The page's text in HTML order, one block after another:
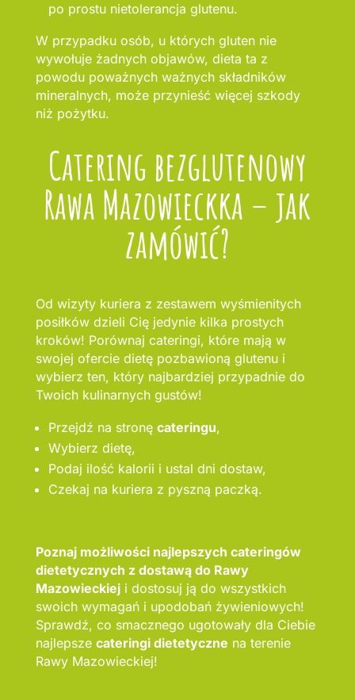
po prostu nietolerancja glutenu.
W przypadku osób, u których gluten nie
wywołuje żadnych objawów, dieta ta z
powodu poważnych ważnych składników
mineralnych, może przynieść więcej szkody
niż pożytku.
Catering bezglutenowy
Rawa Mazowieckka – jak
zamówić?
Od wizyty kuriera z zestawem wyśmienitych
posiłków dzieli Cię jedynie kilka prostych
kroków! Porównaj cateringi, które mają w
swojej ofercie dietę pozbawioną glutenu i
wybierz ten, który najbardziej przypadnie do
Twoich kulinarnych gustów!
Przejdź na stronę cateringu,
Wybierz dietę,
Podaj ilość kalorii i ustal dni dostaw,
Czekaj na kuriera z pyszną paczką.
Poznaj możliwości najlepszych cateringów
dietetycznych z dostawą do Rawy
Mazowieckieji dostosuj ją do wszystkich
swoich wymagań i upodobań żywieniowych!
Sprawdź, co smacznego ugotowały dla Ciebie
najlepsze cateringi dietetyczne na terenie
Rawy Mazowieckiej!